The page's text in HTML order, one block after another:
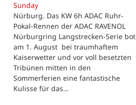
Sunday
Nürburg. Das KW 6h ADAC Ruhr-
Pokal-Rennen der ADAC RAVENOL
Nürburgring Langstrecken-Serie bot
am 1. August bei traumhaftem
Kaiserwetter und vor voll besetzten
Tribünen mitten in den
Sommerferien eine fantastische
Kulisse für das…